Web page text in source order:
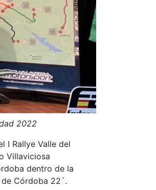
2022
I Rallye Valle del
Villaviciosa
dentro de la
Córdoba 22´.